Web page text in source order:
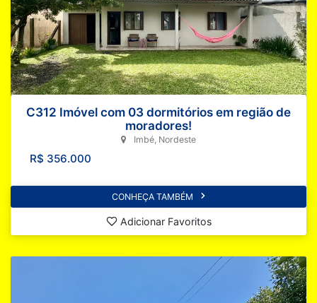
R$ 356.000
C312 Imóvel com 03 dormitórios em região de
moradores!
Imbé, Nordeste
CONHEÇA TAMBÉM
Adicionar Favoritos